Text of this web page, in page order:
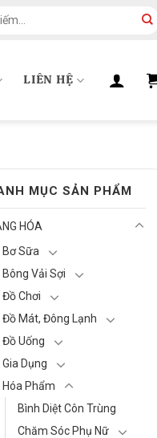
LIÊN HỆ
MỤC SẢN PHẨM
HÓA
Bơ Sữa
Bông Vải Sợi
Đồ Chơi
Đồ Mát, Đông Lạnh
Đồ Uống
Gia Dụng
Hóa Phẩm
Bình Diệt Côn Trùng
Chăm Sóc Phụ Nữ